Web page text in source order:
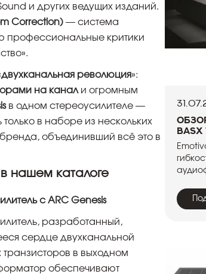
и других ведущих изданий.
Correction) — система
профессиональные критики
двухканальная революция»:
на канали огромным
в одном стереоусилителе —
в наборе из нескольких
объединивший всё это в
нашем каталоге
с ARC Genesis
разработанный,
сердце двухканальной
в выходном
обеспечивают
BasX